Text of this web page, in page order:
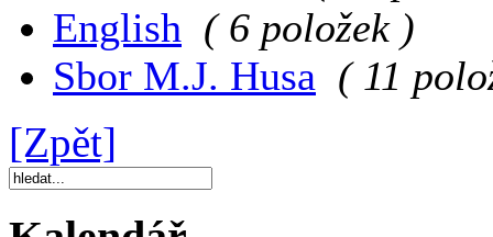
English ( 6 položek )
Sbor M.J. Husa ( 11
[Zpět]